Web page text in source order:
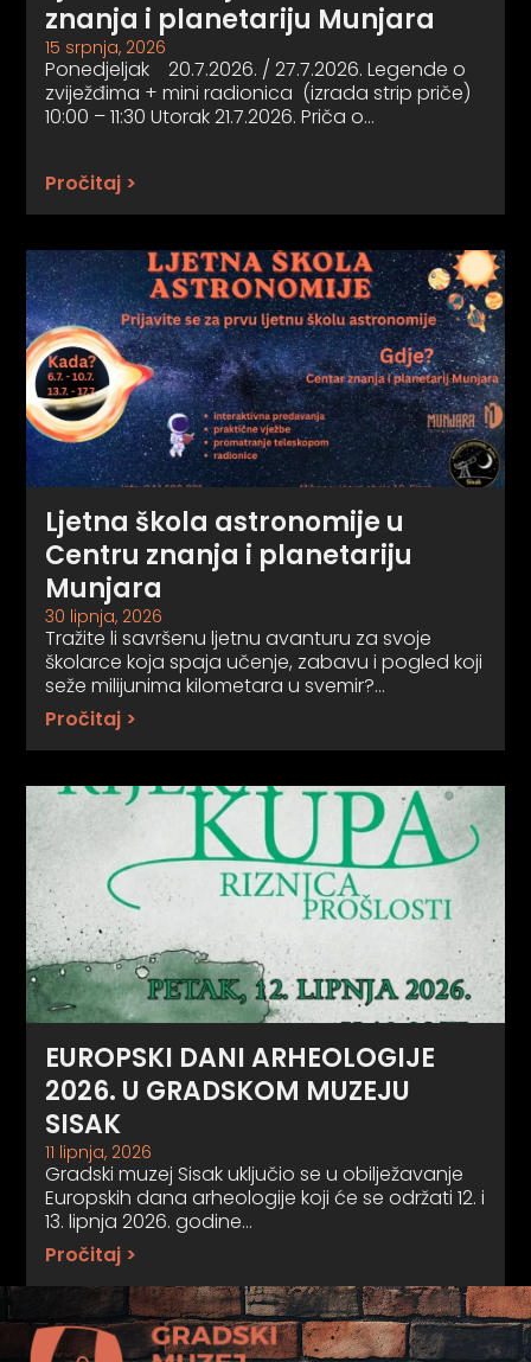
znanja i planetariju Munjara
15 srpnja, 2026
Ponedjeljak 20.7.2026. / 27.7.2026. Legende o
zviježđima + mini radionica (izrada strip priče)
10:00 – 11:30 Utorak 21.7.2026. Priča o…
Pročitaj >
Ljetna škola astronomije u
Centru znanja i planetariju
Munjara
30 lipnja, 2026
Tražite li savršenu ljetnu avanturu za svoje
školarce koja spaja učenje, zabavu i pogled koji
seže milijunima kilometara u svemir?…
Pročitaj >
EUROPSKI DANI ARHEOLOGIJE
2026. U GRADSKOM MUZEJU
SISAK
11 lipnja, 2026
Gradski muzej Sisak uključio se u obilježavanje
Europskih dana arheologije koji će se održati 12. i
13. lipnja 2026. godine…
Pročitaj >